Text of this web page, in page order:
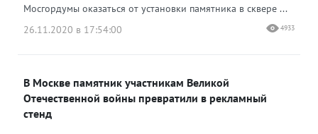
Мосгордумы оказаться от установки памятника в сквере ...
26.11.2020 в 17:54:00
4933
В Москве памятник участникам Великой
Отечественной войны превратили в рекламный
стенд